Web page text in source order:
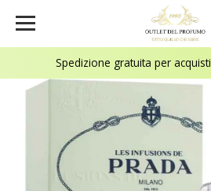
Spedizione gratuita per